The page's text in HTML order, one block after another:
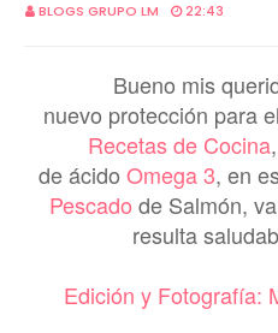
BLOGS GRUPO LM 22:43
Bueno mis
nuevo protección para el
Recetas de Cocina
de ácido Omega 3, en
Pescado de Salmón,
resulta
Edición y Fotografía: